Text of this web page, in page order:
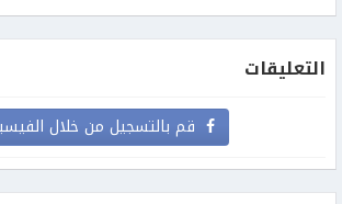
التعليقات
قم بالتسجيل من خلال